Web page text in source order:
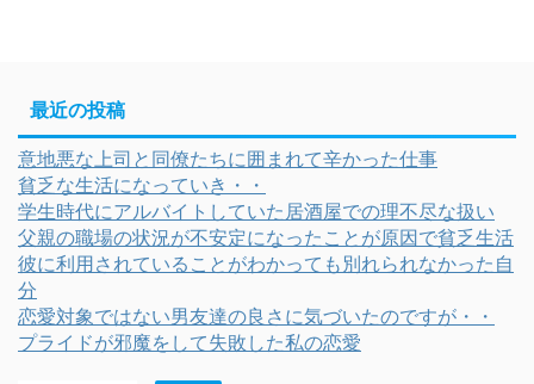
最近の投稿
意地悪な上司と同僚たちに囲まれて辛かった仕事
貧乏な生活になっていき・・
学生時代にアルバイトしていた居酒屋での理不尽な扱い
父親の職場の状況が不安定になったことが原因で貧乏生活
彼に利用されていることがわかっても別れられなかった自
分
恋愛対象ではない男友達の良さに気づいたのですが・・
プライドが邪魔をして失敗した私の恋愛